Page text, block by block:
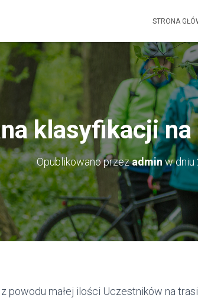
STRONA
klasyfikacji
Opublikowano przezadminw dniu
powodu małej ilości Uczestników na